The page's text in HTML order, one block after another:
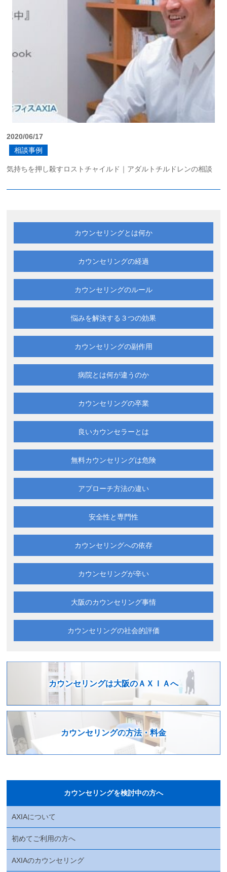
2020/06/17
相談事例
気持ちを押し殺すロストチャイルド｜アダルトチルドレンの相談
カウンセリングとは何か
カウンセリングの経過
カウンセリングのルール
悩みを解決する ３つの効果
カウンセリングの副作用
病院とは何が違うのか
カウンセリングの卒業
良いカウンセラーとは
無料カウンセリングは危険
アプローチ方法の違い
安全性と専門性
カウンセリングへの依存
カウンセリングが辛い
大阪のカウンセリング事情
カウンセリングの社会的評価
カウンセリングは大阪のＡＸＩＡへ
カウンセリングの方法・料金
カウンセリングを検討中の方へ
AXIAについて
初めてご利用の方へ
AXIAのカウンセリング